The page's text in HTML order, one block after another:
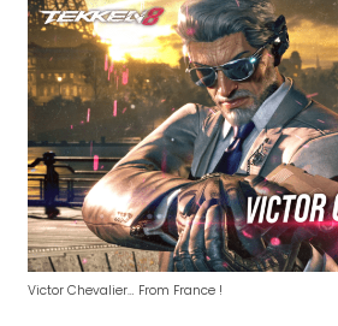
Victor Chevalier… From France !